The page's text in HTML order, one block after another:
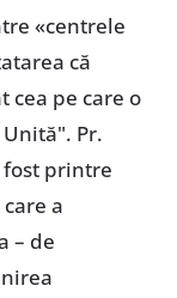
«centrele
că
cea pe care o
Pr.
fost printre
a
– de